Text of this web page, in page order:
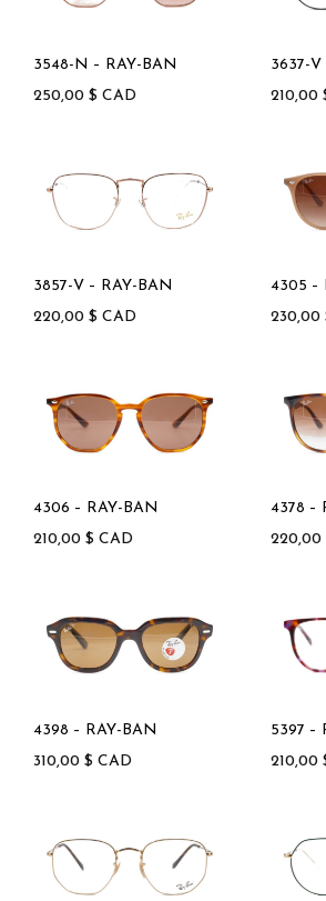
3548-N – RAY-BAN
250,00 $ CAD
3637-V
210,00
3857-V – RAY-BAN
220,00 $ CAD
4305 –
230,00
4306 – RAY-BAN
210,00 $ CAD
4378 –
220,00
4398 – RAY-BAN
310,00 $ CAD
5397 –
210,00